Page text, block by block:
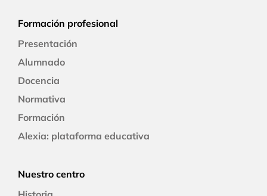
Formación profesional
Presentación
Alumnado
Docencia
Normativa
Formación
Alexia: plataforma educativa
Nuestro centro